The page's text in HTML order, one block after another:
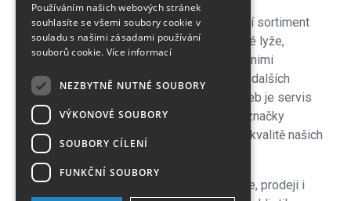
Pro naše zákazníky je připraven kompletní sortiment
lyžařského vybavení - sjezdové a bežecké lyže,
lyžařské a běžecké boty, snowboardy a s nimi
související vybavení, oblečení a celá řada dalších
doplňků. Důležitou součástí zimních služeb je servis
lyží i snowboardů na špičkových strojích značky
Wintersteiger zkušenými servismeny. Na kvalitě našich
servisů si velmi zakládáme!
V letní sezoně se plně věnujeme cyklistice, prodeji i
Používáním našich webových stránek
souhlasíte se všemi soubory cookie v
souladu s našimi zásadami používání
souborů cookie. Více informací
NEZBYTNĚ NUTNÉ SOUBORY
VÝKONOVÉ SOUBORY
SOUBORY CÍLENÍ
FUNKČNÍ SOUBORY